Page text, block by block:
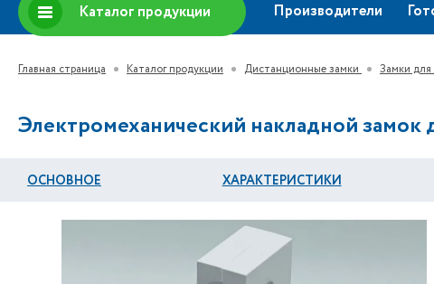
Каталог продукции Производители
Главная страница Каталог продукции Дистанционные замки Замки для
Электромеханический накладной
ОСНОВНОЕ ХАРАКТЕРИСТИКИ